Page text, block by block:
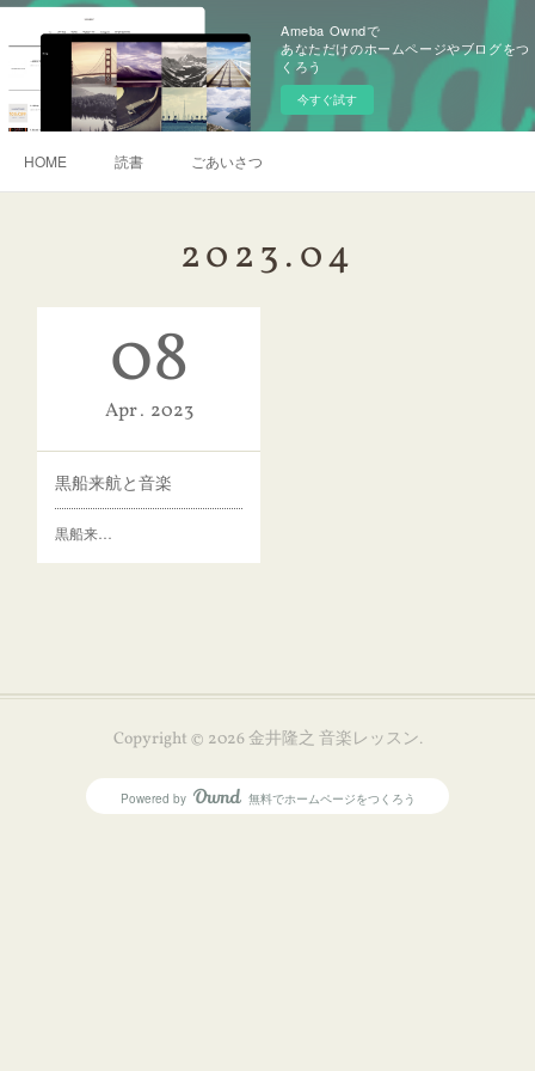
Ameba Owndで
あなただけのホームページやブログをつ
くろう
今すぐ試す
HOME 読書 ごあいさつ
2023.04
08
Apr 2023
黒船来航と音楽
黒船来…
Copyright © 2026金井隆之 音楽レッスン.
Powered by AmebaOwnd
無料でホームページをつくろう